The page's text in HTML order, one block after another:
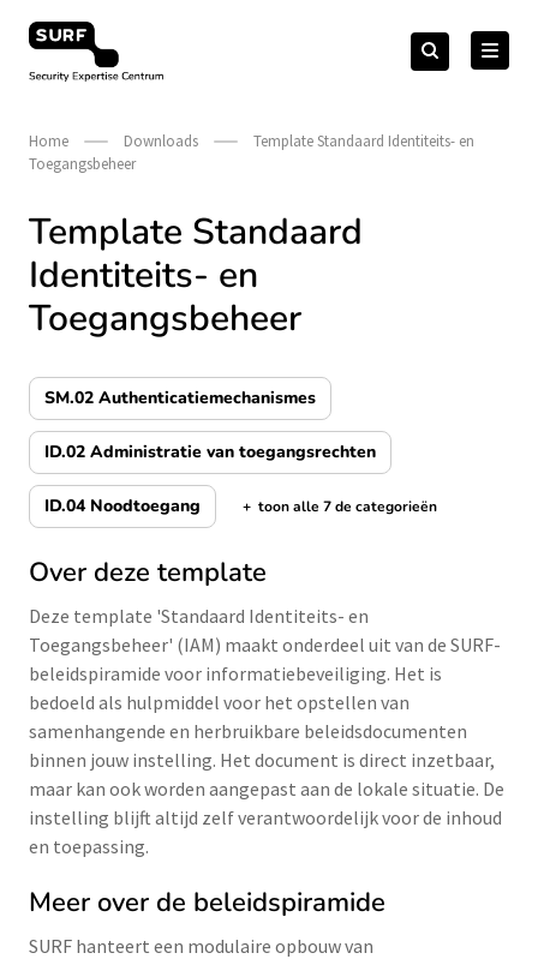
naar
Security Expertise Centrum – by SURF
Zoeken
naar:Zoeken
Home Downloads
Template Standaard Identiteits- en
Toegangsbeheer
Template Standaard
Identiteits- en
Toegangsbeheer
SM.02 Authenticatiemechanismes
ID.02 Administratie van toegangsrechten
ID.04 Noodtoegang de categorieën tonen/verbergen
+ toon alle 7 de categorieën
Over deze template
Deze template 'Standaard Identiteits- en
Toegangsbeheer' (IAM) maakt onderdeel uit van de SURF-
beleidspiramide voor informatiebeveiliging. Het is
bedoeld als hulpmiddel voor het opstellen van
samenhangende en herbruikbare beleidsdocumenten
binnen jouw instelling. Het document is direct inzetbaar,
maar kan ook worden aangepast aan de lokale situatie. De
instelling blijft altijd zelf verantwoordelijk voor de inhoud
en toepassing.
Meer over de beleidspiramide
SURF hanteert een modulaire opbouw van